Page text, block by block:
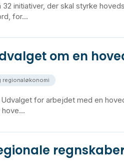
initiativer, der skal styrke
for...
om en
regionaløkonomi
for arbejdet med en
regnskaber